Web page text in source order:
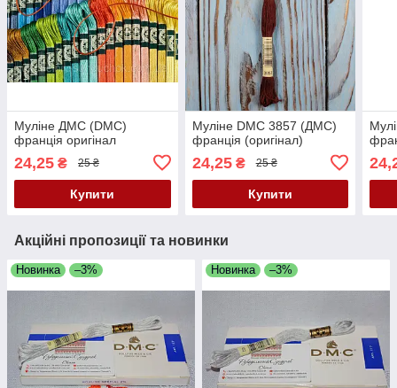
Муліне ДМС (DMC)
франція оригінал
24,25 ₴ 25 ₴
Купити
Муліне DMC 3857 (ДМС)
франція (оригінал)
24,25₴ 25 ₴
Купити
Акційні пропозиції та новинки
Новинка –3% Новинка –3%